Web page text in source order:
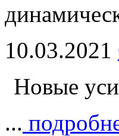
10.03.2021
Новые
...